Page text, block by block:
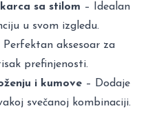
sa stilom – Idealan
u svom izgledu.
Perfektan aksesoar za
prefinjenosti.
i kumove – Dodaje
svečanoj kombinaciji.